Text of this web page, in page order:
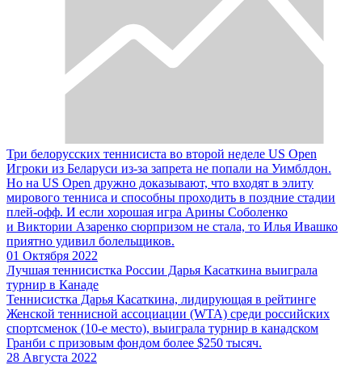
Три белорусских теннисиста во второй неделе US Open
Игроки из Беларуси из-за запрета не попали на Уимблдон.
Но на US Open дружно доказывают, что входят в элиту
мирового тенниса и способны проходить в поздние стадии
плей-офф. И если хорошая игра Арины Соболенко
и Виктории Азаренко сюрпризом не стала, то Илья Ивашко
приятно удивил болельщиков.
01 Октября 2022
Лучшая теннисистка России Дарья Касаткина выиграла
турнир в Канаде
Теннисистка Дарья Касаткина, лидирующая в рейтинге
Женской теннисной ассоциации (WTA) среди российских
спортсменок (10-е место), выиграла турнир в канадском
Гранби с призовым фондом более $250 тысяч.
28 Августа 2022